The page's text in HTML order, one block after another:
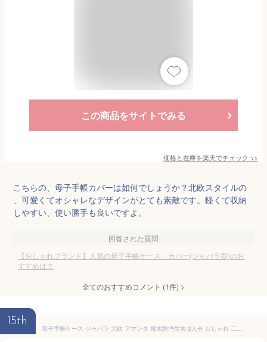
この商品をサイトでみる
価格と在庫を楽天でチェック >>
こちらの、母子手帳カバーは如何でしょうか？北欧スタイルの
、可愛くてオシャレなデザインがとても素敵です。軽くて収納
しやすい、使い勝手も良いですよ。
回答された質問
【おしゃれブランド】人気の母子手帳ケース・カバー(ジャバラ型)のお
すすめは？
全てのおすすめコメント (1件) >
15th
母子手帳ケース ジャバラ 北欧 アマンダ 撥水防汚生地 2人分 おしゃれ 二人用 3人分 ブランド 花 Pouche ポーチェ